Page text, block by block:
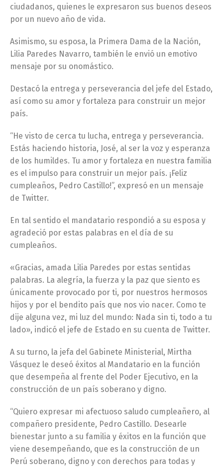
ciudadanos, quienes le expresaron sus buenos deseos
por un nuevo año de vida.
Asimismo, su esposa, la Primera Dama de la Nación,
Lilia Paredes Navarro, también le envió un emotivo
mensaje por su onomástico.
Destacó la entrega y perseverancia del jefe del Estado,
así como su amor y fortaleza para construir un mejor
país.
“He visto de cerca tu lucha, entrega y perseverancia.
Estás haciendo historia, José, al ser la voz y esperanza
de los humildes. Tu amor y fortaleza en nuestra familia
es el impulso para construir un mejor país. ¡Feliz
cumpleaños, Pedro Castillo!”, expresó en un mensaje
de Twitter.
En tal sentido el mandatario respondió a su esposa y
agradeció por estas palabras en el día de su
cumpleaños.
«Gracias, amada Lilia Paredes por estas sentidas
palabras. La alegría, la fuerza y la paz que siento es
únicamente provocado por ti, por nuestros hermosos
hijos y por el bendito país que nos vio nacer. Como te
dije alguna vez, mi luz del mundo: Nada sin ti, todo a tu
lado», indicó el jefe de Estado en su cuenta de Twitter.
A su turno, la jefa del Gabinete Ministerial, Mirtha
Vásquez le deseó éxitos al Mandatario en la función
que desempeña al frente del Poder Ejecutivo, en la
construcción de un país soberano y digno.
“Quiero expresar mi afectuoso saludo cumpleañero, al
compañero presidente, Pedro Castillo. Desearle
bienestar junto a su familia y éxitos en la función que
viene desempeñando, que es la construcción de un
Perú soberano, digno y con derechos para todas y